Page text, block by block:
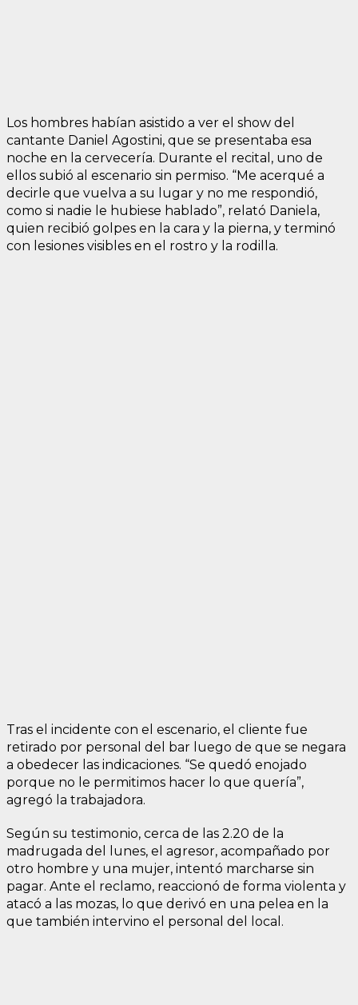
Los hombres habían asistido a ver el show del
cantante Daniel Agostini, que se presentaba esa
noche en la cervecería. Durante el recital, uno de
ellos subió al escenario sin permiso. “Me acerqué a
decirle que vuelva a su lugar y no me respondió,
como si nadie le hubiese hablado”, relató Daniela,
quien recibió golpes en la cara y la pierna, y terminó
con lesiones visibles en el rostro y la rodilla.
Tras el incidente con el escenario, el cliente fue
retirado por personal del bar luego de que se negara
a obedecer las indicaciones. “Se quedó enojado
porque no le permitimos hacer lo que quería”,
agregó la trabajadora.
Según su testimonio, cerca de las 2.20 de la
madrugada del lunes, el agresor, acompañado por
otro hombre y una mujer, intentó marcharse sin
pagar. Ante el reclamo, reaccionó de forma violenta y
atacó a las mozas, lo que derivó en una pelea en la
que también intervino el personal del local.